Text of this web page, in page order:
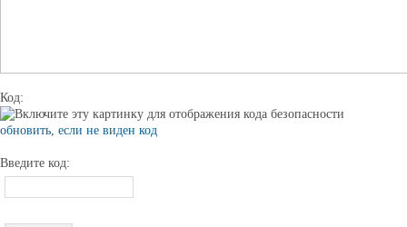
Код:
обновить, если не виден код
Введите код: